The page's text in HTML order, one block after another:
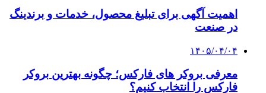
اهمیت آگهی برای تبلیغ محصول، خدمات و برندینگ
در صنعت
۱۴۰۵/۰۴/۰۴
معرفی بروکر های فارکس؛ چگونه بهترین بروکر
فارکس را انتخاب کنیم؟